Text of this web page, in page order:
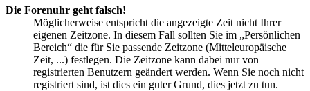
Die Forenuhr geht falsch!
Möglicherweise entspricht die angezeigte Zeit nicht Ihrer
eigenen Zeitzone. In diesem Fall sollten Sie im „Persönlichen
Bereich“ die für Sie passende Zeitzone (Mitteleuropäische
Zeit, ...) festlegen. Die Zeitzone kann dabei nur von
registrierten Benutzern geändert werden. Wenn Sie noch nicht
registriert sind, ist dies ein guter Grund, dies jetzt zu tun.